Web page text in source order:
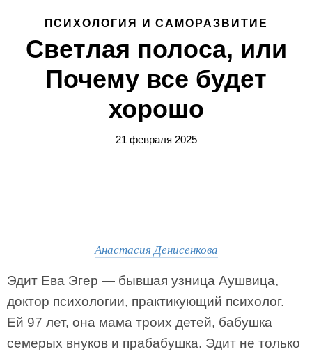
ПСИХОЛОГИЯ И САМОРАЗВИТИЕ
Светлая полоса, или
Почему все будет
хорошо
21 февраля 2025
Анастасия Денисенкова
Эдит Ева Эгер — бывшая узница Аушвица,
доктор психологии, практикующий психолог.
Ей 97 лет, она мама троих детей, бабушка
семерых внуков и прабабушка. Эдит не только